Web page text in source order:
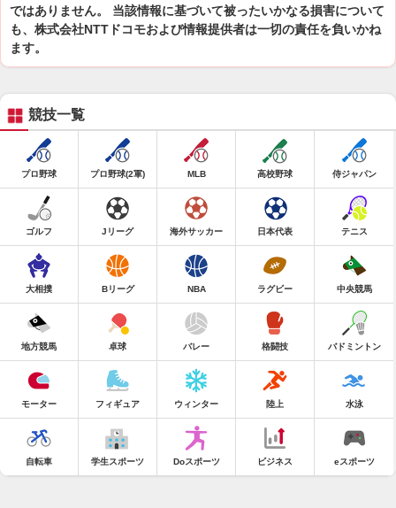
ではありません。 当該情報に基づいて被ったいかなる損害について
も、株式会社NTTドコモおよび情報提供者は一切の責任を負いかね
ます。
競技一覧
プロ野球 プロ野球(2軍) MLB 高校野球 侍ジャパン
ゴルフ Jリーグ 海外サッカー 日本代表 テニス
大相撲 Bリーグ NBA ラグビー 中央競馬
地方競馬 卓球 バレー 格闘技 バドミントン
モーター フィギュア ウィンター 陸上 水泳
自転車 学生スポーツ Doスポーツ ビジネス eスポーツ